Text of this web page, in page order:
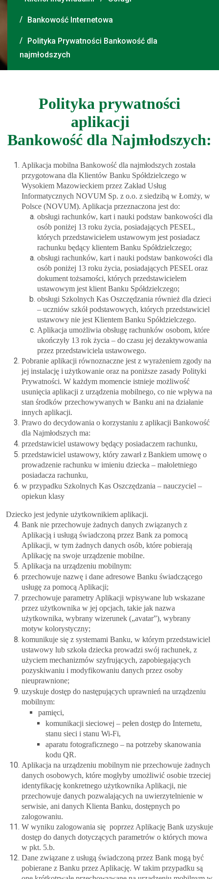
Bankowość Internetowa
Polityka Prywatności Bankowość dla
najmłodszych
Polityka prywatności
aplikacji
Bankowość dla Najmłodszych:
Aplikacja mobilna Bankowość dla najmłodszych została
przygotowana dla Klientów Banku Spółdzielczego w
Wysokiem Mazowieckiem przez Zakład Usług
Informatycznych NOVUM Sp. z o.o. z siedzibą w Łomży, w
Polsce (NOVUM). Aplikacja przeznaczona jest do:
obsługi rachunków, kart i nauki podstaw bankowości dla
osób poniżej 13 roku życia, posiadających PESEL,
których przedstawicielem ustawowym jest posiadacz
rachunku będący klientem Banku Spółdzielczego;
obsługi rachunków, kart i nauki podstaw bankowości dla
osób poniżej 13 roku życia, posiadających PESEL oraz
dokument tożsamości, których przedstawicielem
ustawowym jest klient Banku Spółdzielczego;
obsługi Szkolnych Kas Oszczędzania również dla dzieci
– uczniów szkół podstawowych, których przedstawiciel
ustawowy nie jest Klientem Banku Spółdzielczego.
Aplikacja umożliwia obsługę rachunków osobom, które
ukończyły 13 rok życia – do czasu jej dezaktywowania
przez przedstawiciela ustawowego.
Pobranie aplikacji równoznaczne jest z wyrażeniem zgody na
jej instalację i użytkowanie oraz na poniższe zasady Polityki
Prywatności. W każdym momencie istnieje możliwość
usunięcia aplikacji z urządzenia mobilnego, co nie wpływa na
stan środków przechowywanych w Banku ani na działanie
innych aplikacji.
Prawo do decydowania o korzystaniu z aplikacji Bankowość
dla Najmłodszych ma:
przedstawiciel ustawowy będący posiadaczem rachunku,
przedstawiciel ustawowy, który zawarł z Bankiem umowę o
prowadzenie rachunku w imieniu dziecka – małoletniego
posiadacza rachunku,
w przypadku Szkolnych Kas Oszczędzania – nauczyciel –
opiekun klasy
Dziecko jest jedynie użytkownikiem aplikacji.
Bank nie przechowuje żadnych danych związanych z
Aplikacją i usługą świadczoną przez Bank za pomocą
Aplikacji, w tym żadnych danych osób, które pobierają
Aplikację na swoje urządzenie mobilne.
Aplikacja na urządzeniu mobilnym:
przechowuje nazwę i dane adresowe Banku świadczącego
usługę za pomocą Aplikacji;
przechowuje parametry Aplikacji wpisywane lub wskazane
przez użytkownika w jej opcjach, takie jak nazwa
użytkownika, wybrany wizerunek („avatar”), wybrany
motyw kolorystyczny;
komunikuje się z systemami Banku, w którym przedstawiciel
ustawowy lub szkoła dziecka prowadzi swój rachunek, z
użyciem mechanizmów szyfrujących, zapobiegających
pozyskiwaniu i modyfikowaniu danych przez osoby
nieuprawnione;
uzyskuje dostęp do następujących uprawnień na urządzeniu
mobilnym:
pamięci,
komunikacji sieciowej – pełen dostęp do Internetu,
stanu sieci i stanu Wi-Fi,
aparatu fotograficznego – na potrzeby skanowania
kodu QR.
Aplikacja na urządzeniu mobilnym nie przechowuje żadnych
danych osobowych, które mogłyby umożliwić osobie trzeciej
identyfikację konkretnego użytkownika Aplikacji, nie
przechowuje danych pozwalających na uwierzytelnienie w
serwisie, ani danych Klienta Banku, dostępnych po
zalogowaniu.
W wyniku zalogowania się poprzez Aplikację Bank uzyskuje
dostęp do danych dotyczących parametrów o których mowa
w pkt. 5.b.
Dane związane z usługą świadczoną przez Bank mogą być
pobierane z Banku przez Aplikację. W takim przypadku są